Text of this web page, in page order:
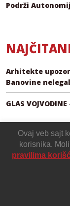
Podrži
Arhitekte
Banovine
GLAS
Ovaj veb sajt
korisnika.
pravilima